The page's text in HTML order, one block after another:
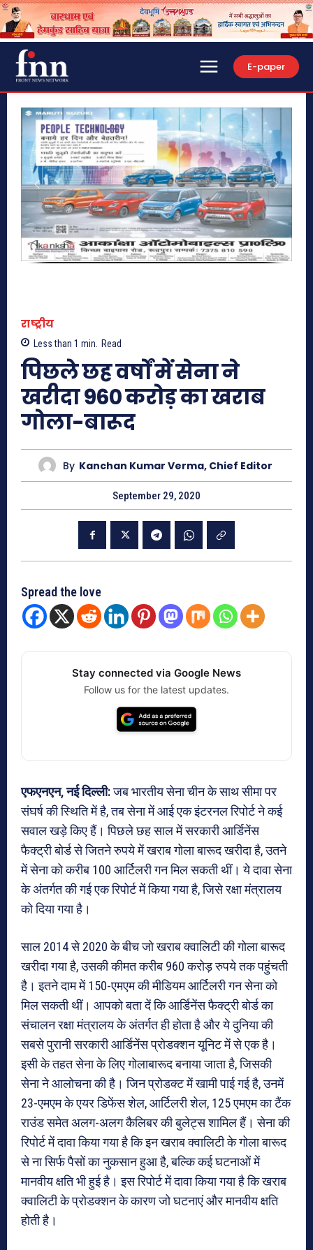
E-paper
राष्ट्रीय
Less than 1 min. Read
पिछले छह वर्षों में सेना ने
खरीदा 960 करोड़ का खराब
गोला-बारूद
By Kanchan Kumar Verma, Chief Editor
September 29, 2020
Spread the love
Stay connected via Google News
Follow us for the latest updates.
एफएनएन, नई दिल्ली:जब भारतीय सेना चीन के साथ सीमा पर
संघर्ष की स्थिति में है, तब सेना में आई एक इंटरनल रिपोर्ट ने कई
सवाल खड़े किए हैं। पिछले छह साल में सरकारी आर्डिनेंस
फैक्ट्री बोर्ड से जितने रुपये में खराब गोला बारूद खरीदा है, उतने
में सेना को करीब 100 आर्टिलरी गन मिल सकती थीं। ये दावा सेना
के अंतर्गत की गई एक रिपोर्ट में किया गया है, जिसे रक्षा मंत्रालय
को दिया गया है।
साल 2014 से 2020 के बीच जो खराब क्वालिटी की गोला बारूद
खरीदा गया है, उसकी कीमत करीब 960 करोड़ रुपये तक पहुंचती
है। इतने दाम में 150-एमएम की मीडियम आर्टिलरी गन सेना को
मिल सकती थीं। आपको बता दें कि आर्डिनेंस फैक्ट्री बोर्ड का
संचालन रक्षा मंत्रालय के अंतर्गत ही होता है और ये दुनिया की
सबसे पुरानी सरकारी आर्डिनेंस प्रोडक्शन यूनिट में से एक है।
इसी के तहत सेना के लिए गोलाबारूद बनाया जाता है, जिसकी
सेना ने आलोचना की है। जिन प्रोडक्ट में खामी पाई गई है, उनमें
23-एमएम के एयर डिफेंस शेल, आर्टिलरी शेल, 125 एमएम का टैंक
राउंड समेत अलग-अलग कैलिबर की बुलेट्स शामिल हैं। सेना की
रिपोर्ट में दावा किया गया है कि इन खराब क्वालिटी के गोला बारूद
से ना सिर्फ पैसों का नुकसान हुआ है, बल्कि कई घटनाओं में
मानवीय क्षति भी हुई है। इस रिपोर्ट में दावा किया गया है कि खराब
क्वालिटी के प्रोडक्शन के कारण जो घटनाएं और मानवीय क्षति
होती है।